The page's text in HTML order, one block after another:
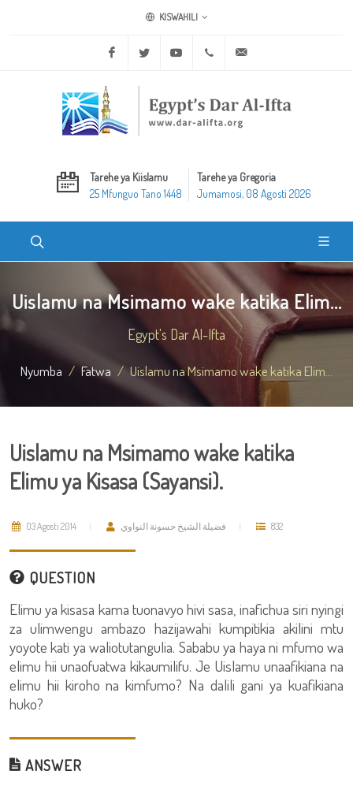
KISWAHILI
Facebook Twitter Youtube +20 2 25970400
Tarehe ya Kiislamu
25 Mfunguo Tano 1448
Tarehe ya Gregoria
Jumamosi, 08 Agosti 2026
Uislamu na Msimamo wake katika Elim...
Egypt's Dar Al-Ifta
Nyumba Fatwa Uislamu na Msimamo wake katika Elim...
Uislamu na Msimamo wake katika
Elimu ya Kisasa (Sayansi).
03 Agosti 2014 فضيلة الشيخ حسونة النواوي 832
QUESTION
Elimu ya kisasa kama tuonavyo hivi sasa, inafichua siri nyingi
za ulimwengu ambazo hazijawahi kumpitikia akilini mtu
yoyote kati ya waliotutangulia. Sababu ya haya ni mfumo wa
elimu hii unaofuatwa kikaumilifu. Je Uislamu unaafikiana na
elimu hii kiroho na kimfumo? Na dalili gani ya kuafikiana
huko?
ANSWER